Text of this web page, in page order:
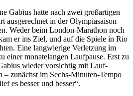
Gabius hatte nach zwei großartigen
ausgerechnet in der Olympiasaison
Weder beim London-Marathon noch
er ins Ziel, und auf die Spiele in Rio
Eine langwierige Verletzung im
einer monatelangen Laufpause. Erst zu
wieder vorsichtig mit Lauf-
– zunächst im Sechs-Minuten-Tempo
es besser und besser“.